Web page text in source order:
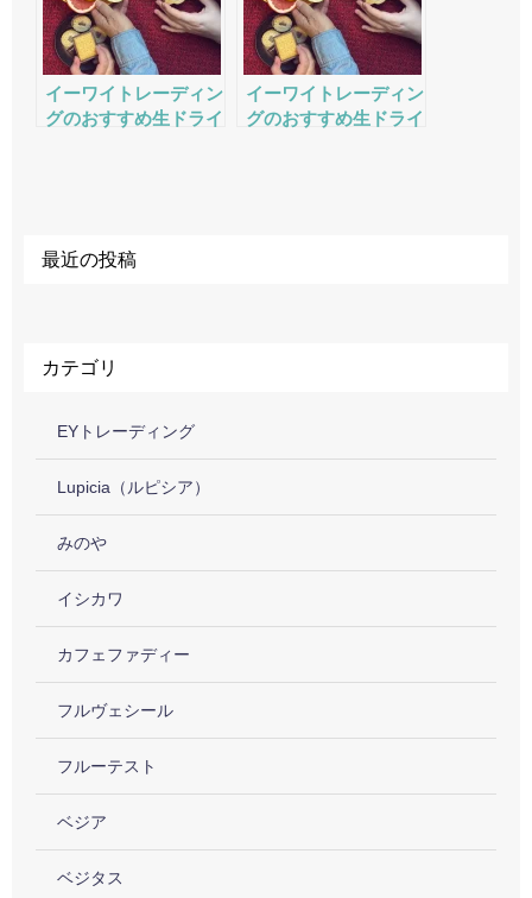
イーワイトレーディン
グのおすすめ生ドライ
イーワイトレーディン
グのおすすめ生ドライ
最近の投稿
カテゴリ
EYトレーディング
Lupicia（ルピシア）
みのや
イシカワ
カフェファディー
フルヴェシール
フルーテスト
ベジア
ベジタス